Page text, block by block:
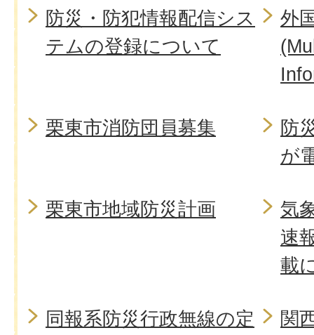
防災・防犯情報配信シス
テムの登録について
外
栗東市消防団員募集
防
が
栗東市地域防災計画
気
速
載
同報系防災行政無線の定
関